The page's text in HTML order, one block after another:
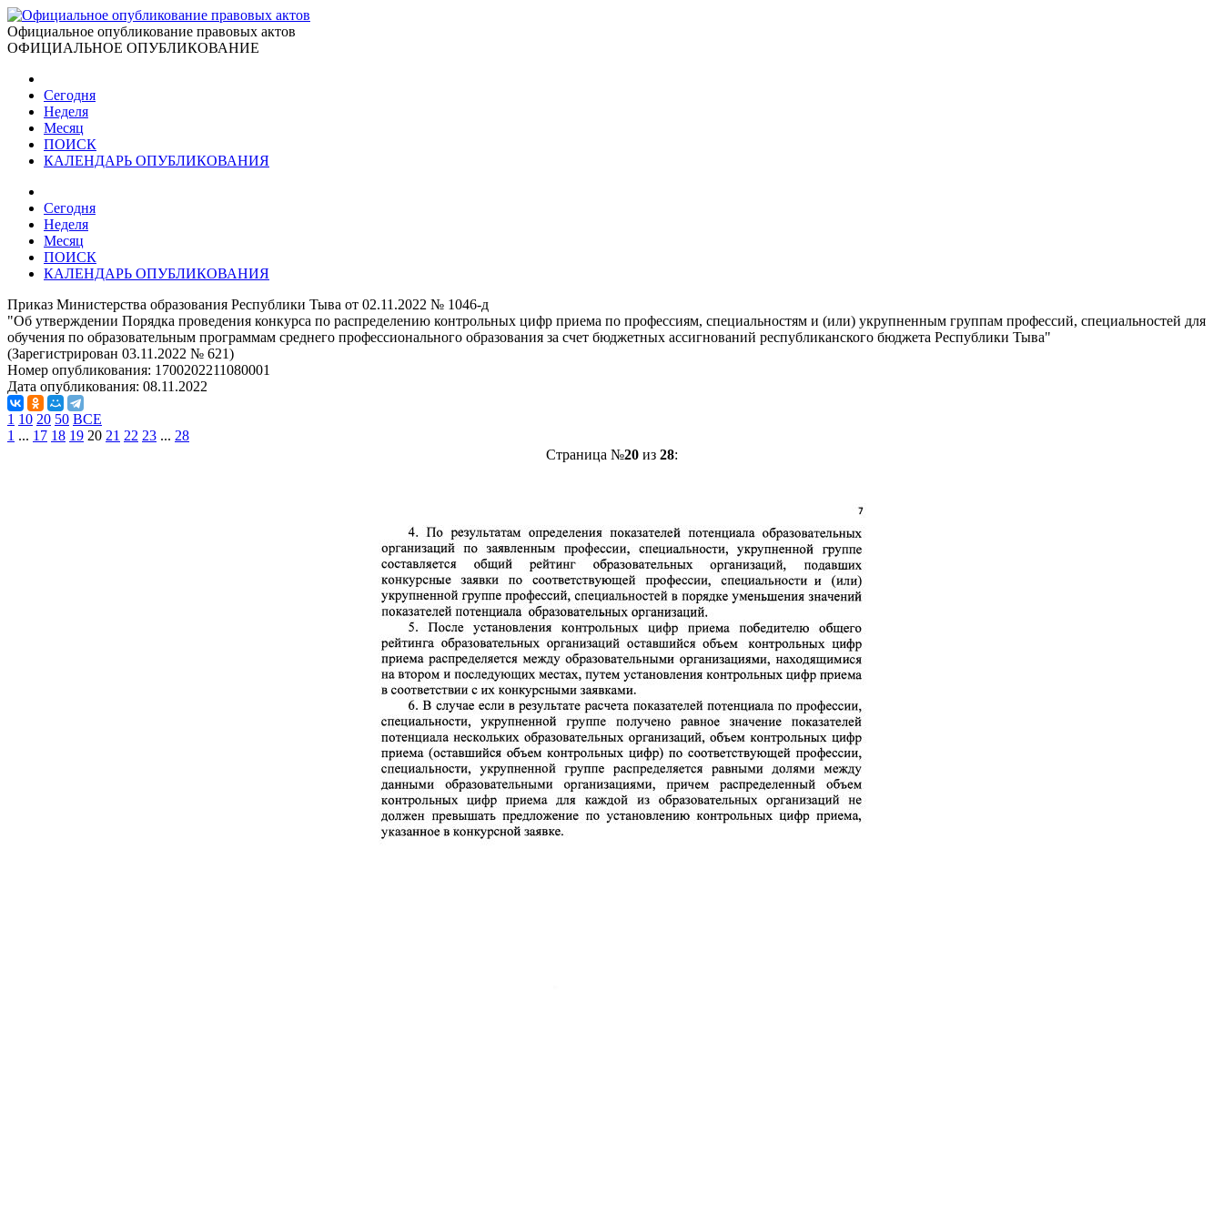
Официальное опубликование правовых актов
ОФИЦИАЛЬНОЕ ОПУБЛИКОВАНИЕ
Сегодня
Неделя
Месяц
ПОИСК
КАЛЕНДАРЬ ОПУБЛИКОВАНИЯ
Сегодня
Неделя
Месяц
ПОИСК
КАЛЕНДАРЬ ОПУБЛИКОВАНИЯ
Приказ Министерства образования Республики Тыва от 02.11.2022 № 1046-д
"Об утверждении Порядка проведения конкурса по распределению контрольных цифр приема по профессиям, специальностям и (или) укрупненным группам профессий, специальностей для
обучения по образовательным программам среднего профессионального образования за счет бюджетных ассигнований республиканского бюджета Республики Тыва"
(Зарегистрирован 03.11.2022 № 621)
Номер опубликования: 1700202211080001
Дата опубликования: 08.11.2022
1 10 20 50 ВСЕ
1 ... 17 18 19 20 21 22 23 ... 28
Страница №20из 28: